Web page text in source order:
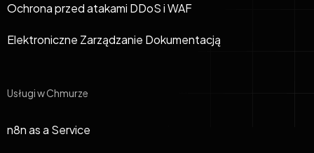
Ochrona przed atakami DDoS i WAF
Elektroniczne Zarządzanie Dokumentacją
Usługi w Chmurze
n8n as a Service